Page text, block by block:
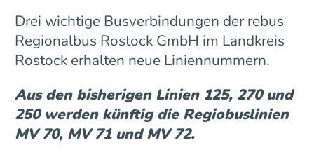
Drei wichtige Busverbindungen der rebus
Regionalbus Rostock GmbH im Landkreis
Rostock erhalten neue Liniennummern.
Aus den bisherigen Linien 125, 270 und
250 werden künftig die Regiobuslinien
MV 70, MV 71 und MV 72.